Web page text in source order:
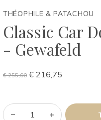
THÉOPHILE & PATACHOU
Classic Car
- Gewafeld
€ 255,00 € 216,75